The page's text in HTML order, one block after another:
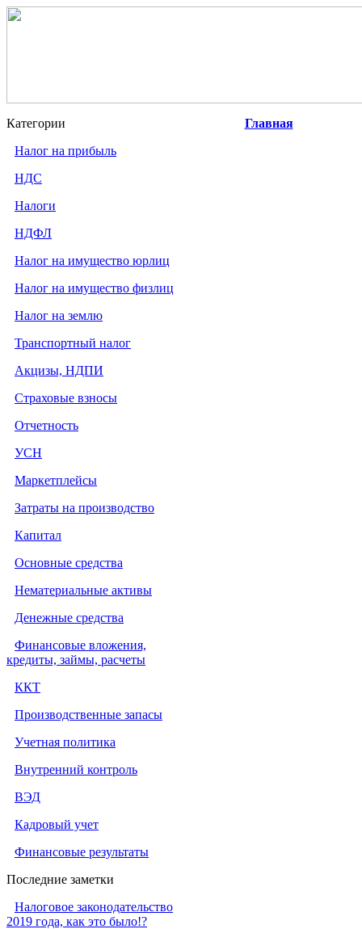
Категории
Налог на прибыль
НДС
Налоги
НДФЛ
Налог на имущество юрлиц
Налог на имущество физлиц
Налог на землю
Транспортный налог
Акцизы, НДПИ
Страховые взносы
Отчетность
УСН
Маркетплейсы
Затраты на производство
Капитал
Основные средства
Нематериальные активы
Денежные средства
Финансовые вложения,
кредиты, займы, расчеты
ККТ
Производственные запасы
Учетная политика
Внутренний контроль
ВЭД
Кадровый учет
Финансовые результаты
Последние заметки
Налоговое законодательство
2019 года, как это было!?
Главная